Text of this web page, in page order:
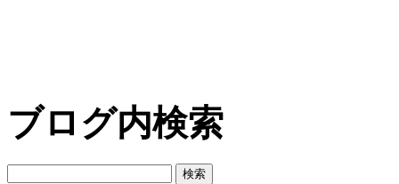
ブログ内検索